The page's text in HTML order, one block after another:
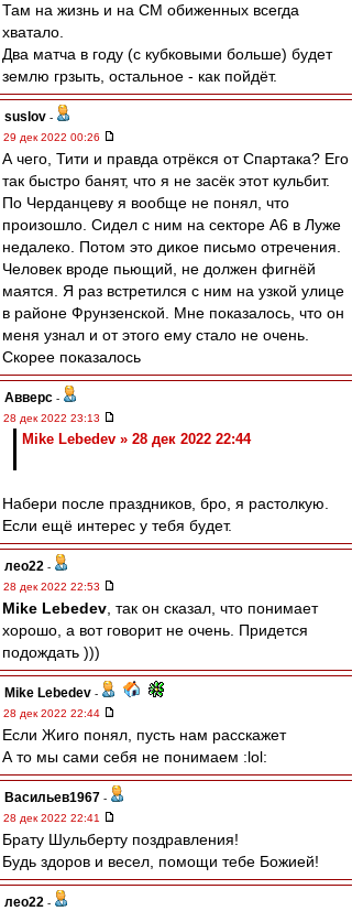
Там на жизнь и на СМ обиженных всегда
хватало.
Два матча в году (с кубковыми больше) будет
землю грзыть, остальное - как пойдёт.
suslov -
29 дек 2022 00:26
А чего, Тити и правда отрёкся от Спартака? Его
так быстро банят, что я не засёк этот кульбит.
По Черданцеву я вообще не понял, что
произошло. Сидел с ним на секторе А6 в Луже
недалеко. Потом это дикое письмо отречения.
Человек вроде пьющий, не должен фигнёй
маятся. Я раз встретился с ним на узкой улице
в районе Фрунзенской. Мне показалось, что он
меня узнал и от этого ему стало не очень.
Скорее показалось
Авверс -
28 дек 2022 23:13
Mike Lebedev » 28 дек 2022 22:44
Набери после праздников, бро, я растолкую.
Если ещё интерес у тебя будет.
лео22 -
28 дек 2022 22:53
Mike Lebedev , так он сказал, что понимает
хорошо, а вот говорит не очень. Придется
подождать )))
Mike Lebedev -
28 дек 2022 22:44
Если Жиго понял, пусть нам расскажет
А то мы сами себя не понимаем :lol:
Васильев1967 -
28 дек 2022 22:41
Брату Шульберту поздравления!
Будь здоров и весел, помощи тебе Божией!
лео22 -